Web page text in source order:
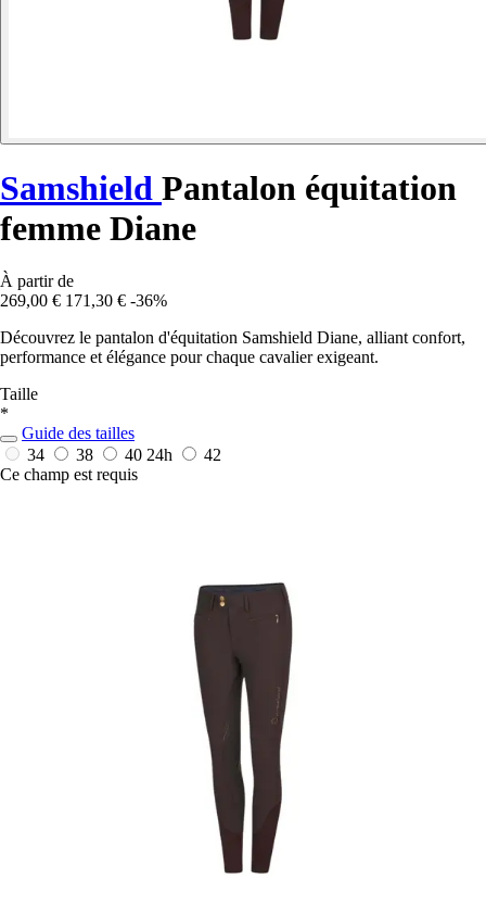
Samshield Pantalon équitation
femme Diane
À partir de
269,00 € 171,30 € -36%
Découvrez le pantalon d'équitation Samshield Diane, alliant confort,
performance et élégance pour chaque cavalier exigeant.
Taille
*
Guide des tailles
34
38 40 24h
42
Ce champ est requis